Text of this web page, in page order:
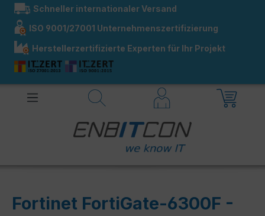
springen
Schneller internationaler Versand
ISO 9001/27001 Unternehmenszertifizierung
Herstellerzertifizierte Experten für Ihr Projekt
Fortinet FortiGate-6300F -